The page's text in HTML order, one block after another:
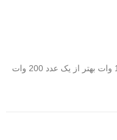
برای پوشش یکنواخت‌تر، نصب دو عدد 100 وات بهتر از یک عدد 200 وات